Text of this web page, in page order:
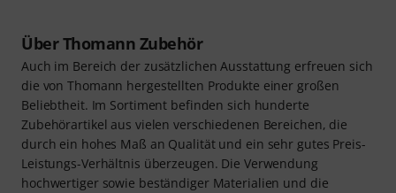
Über Thomann Zubehör
Auch im Bereich der zusätzlichen Ausstattung erfreuen sich
die von Thomann hergestellten Produkte einer großen
Beliebtheit. Im Sortiment befinden sich hunderte
Zubehörartikel aus vielen verschiedenen Bereichen, die
durch ein hohes Maß an Qualität und ein sehr gutes Preis-
Leistungs-Verhältnis überzeugen. Die Verwendung
hochwertiger sowie beständiger Materialien und die